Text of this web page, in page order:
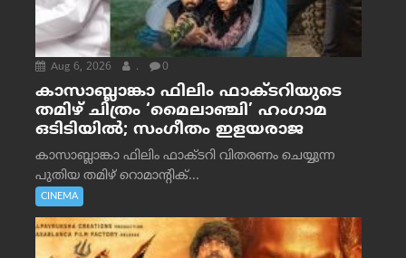
Aug 6, 2026 . 0
കാസാബ്ലാങ്കാ ഫിലിം ഫാക്ടറിയുടെ
തമിഴ് ചിത്രം ‘മൈലാഞ്ചി’ ഹംഗാമ
ഒടിടിയിൽ; സംഗീതം ഇളയരാജ
കാസാബ്ലാങ്കാ ഫിലിം ഫാക്ടറി വിതരണം ചെയ്യുന്ന
പുതിയ തമിഴ് റൊമാന്റിക്...
CINEMA